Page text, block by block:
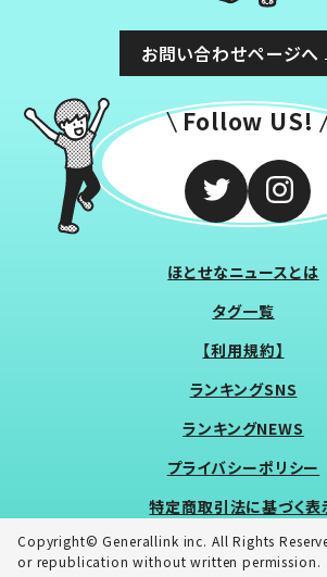
お問い合わせページへ
Follow US!
ほとせなニュースとは
タグ一覧
【利用規約】
ランキングSNS
ランキングNEWS
プライバシーポリシー
特定商取引法に基づく表
Copyright© Generallink inc. All Rights
or republication without written permission.